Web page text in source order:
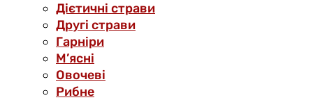
Дієтичні страви
Другі страви
Гарніри
М’ясні
Овочеві
Рибне